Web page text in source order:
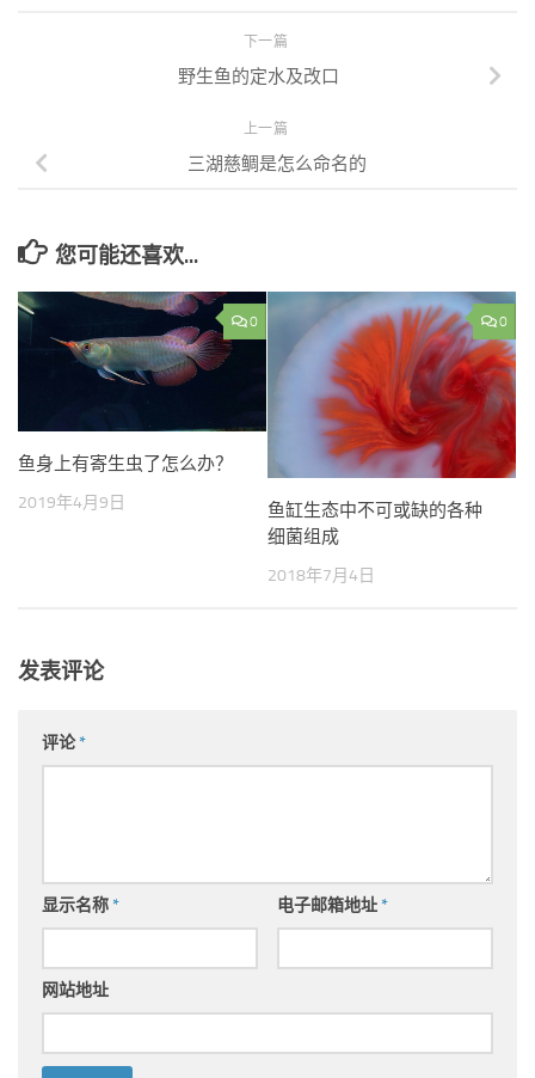
下一篇
野生鱼的定水及改口
上一篇
三湖慈鲷是怎么命名的
您可能还喜欢...
0
鱼身上有寄生虫了怎么办？
2019年4月9日
0
鱼缸生态中不可或缺的各种
细菌组成
2018年7月4日
发表评论
评论*
显示名称* 电子邮箱地址*
网站地址